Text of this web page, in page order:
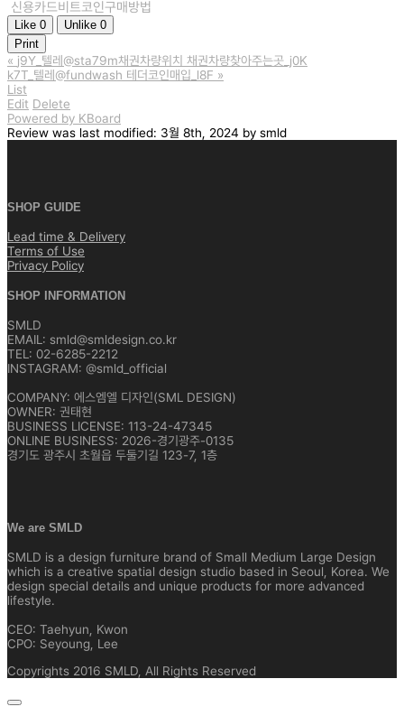
신용카드비트코인구매방법
Like 0 Unlike 0
Print
« j9Y_텔레@sta79m채권차량위치 채권차량찾아주는곳_j0K
k7T_텔레@fundwash 테더코인매입_l8F »
List
Edit Delete
Powered by KBoard
Review was last modified: 3월 8th, 2024 by smld
SHOP GUIDE
Lead time & Delivery
Terms of Use
Privacy Policy
SHOP INFORMATION
SMLD
EMAIL: smld@smldesign.co.kr
TEL: 02-6285-2212
INSTAGRAM: @smld_official
COMPANY: 에스엠엘 디자인(SML DESIGN)
OWNER: 권태현
BUSINESS LICENSE: 113-24-47345
ONLINE BUSINESS: 2026-경기광주-0135
경기도 광주시 초월읍 두둘기길 123-7, 1층
We are SMLD
SMLD is a design furniture brand of Small Medium Large Design
which is a creative spatial design studio based in Seoul, Korea. We
design special details and unique products for more advanced
lifestyle.
CEO: Taehyun, Kwon
CPO: Seyoung, Lee
Copyrights 2016 SMLD, All Rights Reserved